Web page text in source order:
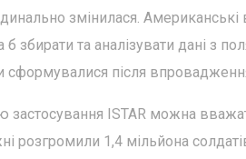
змінилася.
збирати та аналізувати дані з
сформувалися після впровадження
застосування ISTAR можна
розгромили 1,4 мільйона